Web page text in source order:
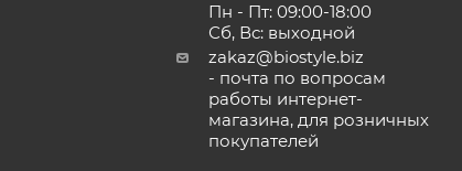
Пн - Пт: 09:00-18:00
Сб, Вс: выходной
zakaz@biostyle.biz
- почта по вопросам
работы интернет-
магазина, для розничных
покупателей